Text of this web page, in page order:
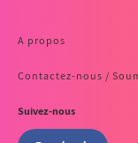
A propos
Contactez-nous /
Suivez-nous